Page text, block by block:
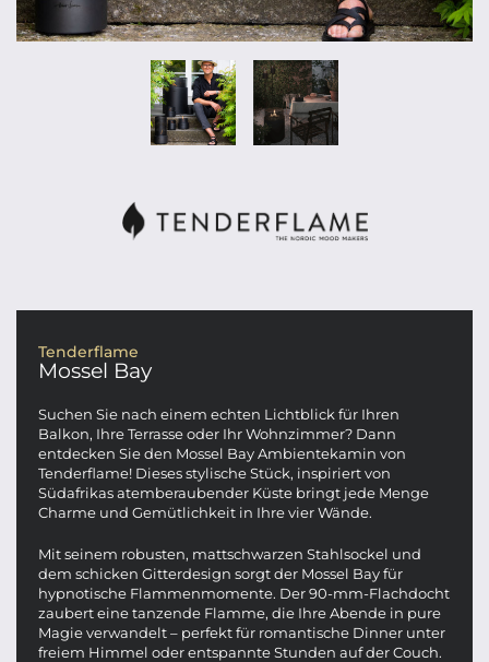
Tenderflame
Mossel Bay
Suchen Sie nach einem echten Lichtblick für Ihren
Balkon, Ihre Terrasse oder Ihr Wohnzimmer? Dann
entdecken Sie den Mossel Bay Ambientekamin von
Tenderflame! Dieses stylische Stück, inspiriert von
Südafrikas atemberaubender Küste bringt jede Menge
Charme und Gemütlichkeit in Ihre vier Wände.
Mit seinem robusten, mattschwarzen Stahlsockel und
dem schicken Gitterdesign sorgt der Mossel Bay für
hypnotische Flammenmomente. Der 90-mm-Flachdocht
zaubert eine tanzende Flamme, die Ihre Abende in pure
Magie verwandelt – perfekt für romantische Dinner unter
freiem Himmel oder entspannte Stunden auf der Couch.